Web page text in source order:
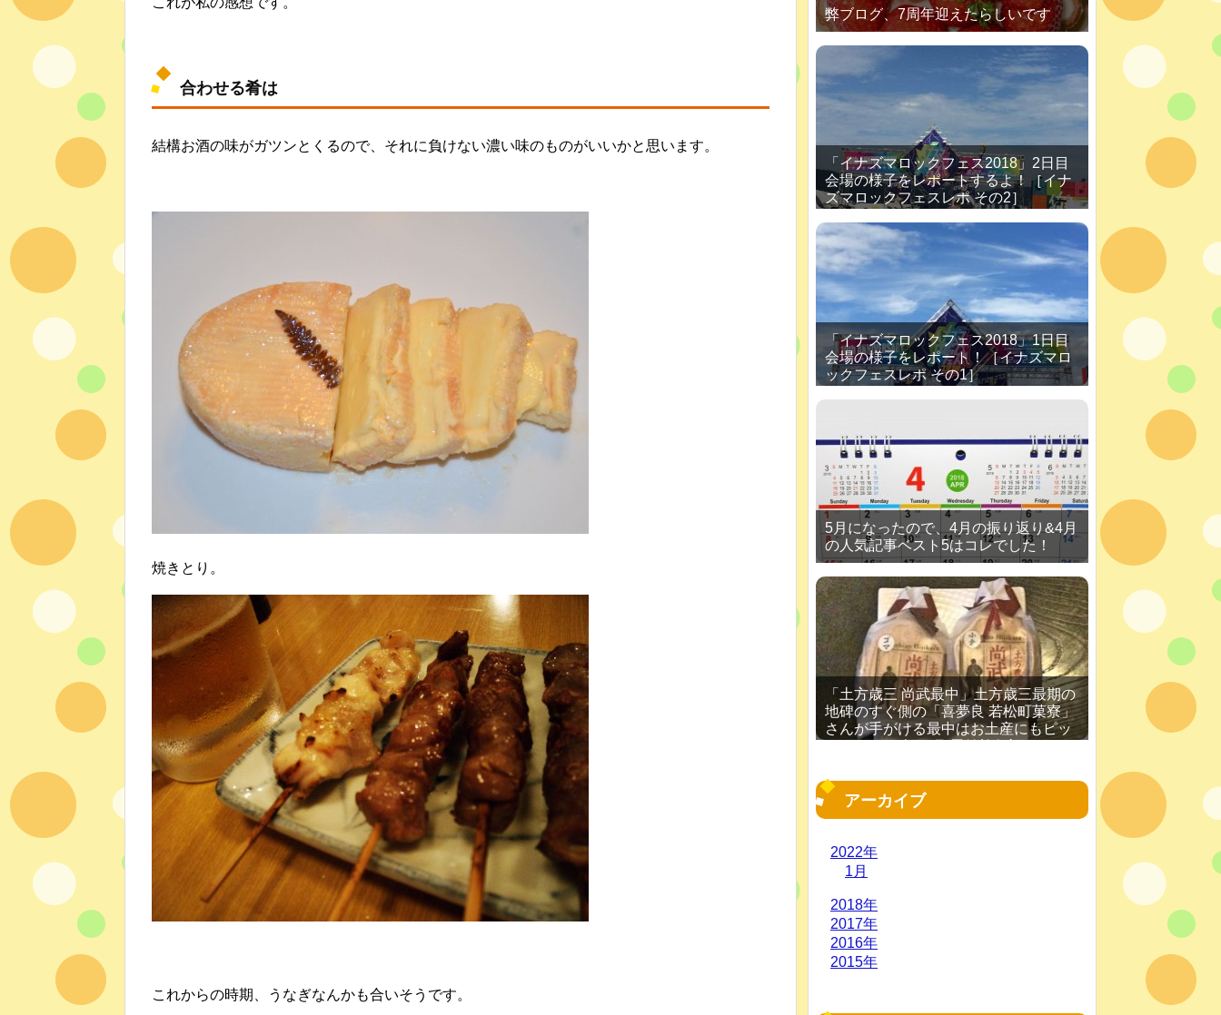
合わせる肴は
結構お酒の味がガツンとくるので、それに負けない濃い味のものがいいかと思います。
焼きとり。
これからの時期、うなぎなんかも合いそうです。
弊ブログ、7周年迎えたらしいです
「イナズマロックフェス2018」2日目
会場の様子をレポートするよ！［イナ
ズマロックフェスレポ その2］
「イナズマロックフェス2018」1日目
会場の様子をレポート！［イナズマロ
ックフェスレポ その1］
5月になったので、4月の振り返り&4月
の人気記事ベスト5はコレでした！
「土方歳三 尚武最中」土方歳三最期の
地碑のすぐ側の「喜夢良 若松町菓寮」
さんが手がける最中はお土産にもピッ
アーカイブ
2022年
1月
2018年
2017年
2016年
2015年